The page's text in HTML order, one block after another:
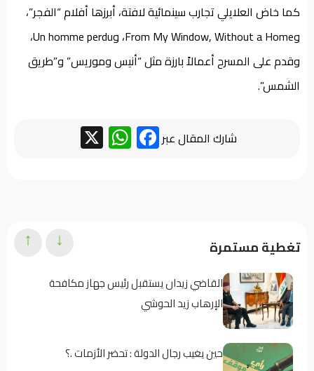
كما خاض العلايلي تجارب سينمائية لافتة، أبرزها أفلام “الفجر”،
وFrom My Window, Without a Home، وUn homme perdu،
وقدم على المسرح أعمالاً بارزة مثل “أنيس وموريس” و”طريق
الشمس”.
شارك المقال عبر Facebook
WhatsApp
تغطية مستمرة
القاضي زيدان يستقبل رئيس جهاز مكافحة
الإرهاب زيد الحوشي
حين يغيب رجال الدولة : تحضر الأزمات .؟
↓
↑